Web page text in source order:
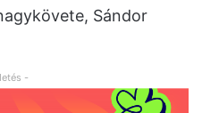
Sándor
-